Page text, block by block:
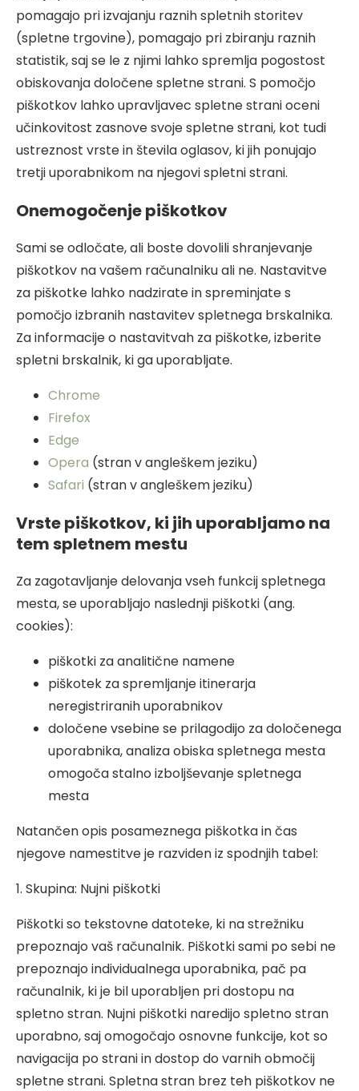
pomagajo pri izvajanju raznih spletnih storitev
(spletne trgovine), pomagajo pri zbiranju raznih
statistik, saj se le z njimi lahko spremlja pogostost
obiskovanja določene spletne strani. S pomočjo
piškotkov lahko upravljavec spletne strani oceni
učinkovitost zasnove svoje spletne strani, kot tudi
ustreznost vrste in števila oglasov, ki jih ponujajo
tretji uporabnikom na njegovi spletni strani.
Onemogočenje piškotkov
Sami se odločate, ali boste dovolili shranjevanje
piškotkov na vašem računalniku ali ne. Nastavitve
za piškotke lahko nadzirate in spreminjate s
pomočjo izbranih nastavitev spletnega brskalnika.
Za informacije o nastavitvah za piškotke, izberite
spletni brskalnik, ki ga uporabljate.
Chrome
Firefox
Edge
Opera (stran v angleškem jeziku)
Safari (stran v angleškem jeziku)
Vrste piškotkov, ki jih uporabljamo na
tem spletnem mestu
Za zagotavljanje delovanja vseh funkcij spletnega
mesta, se uporabljajo naslednji piškotki (ang.
cookies):
piškotki za analitične namene
piškotek za spremljanje itinerarja
neregistriranih uporabnikov
določene vsebine se prilagodijo za določenega
uporabnika, analiza obiska spletnega mesta
omogoča stalno izboljševanje spletnega
mesta
Natančen opis posameznega piškotka in čas
njegove namestitve je razviden iz spodnjih tabel:
1. Skupina: Nujni piškotki
Piškotki so tekstovne datoteke, ki na strežniku
prepoznajo vaš računalnik. Piškotki sami po sebi ne
prepoznajo individualnega uporabnika, pač pa
računalnik, ki je bil uporabljen pri dostopu na
spletno stran. Nujni piškotki naredijo spletno stran
uporabno, saj omogočajo osnovne funkcije, kot so
navigacija po strani in dostop do varnih območij
spletne strani. Spletna stran brez teh piškotkov ne